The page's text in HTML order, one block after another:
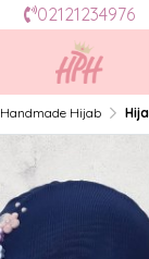
02121234976
Handmade Hijab